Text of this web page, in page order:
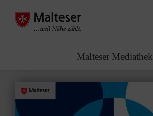
Malteser Mediathek